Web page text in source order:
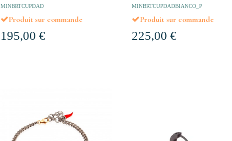
MINBRTCUPDAD
Produit sur commande
195,00 €
MINBRTCUPDADBIANCO_P
Produit sur commande
225,00 €